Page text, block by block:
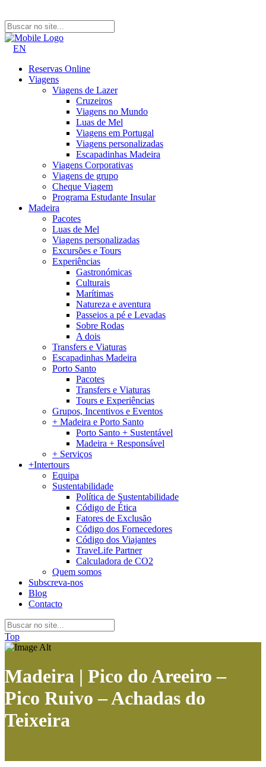
EN
Reservas Online
Viagens
Viagens de Lazer
Cruzeiros
Viagens no Mundo
Luas de Mel
Viagens em Portugal
Viagens personalizadas
Escapadinhas Madeira
Viagens Corporativas
Viagens de grupo
Cheque Viagem
Programa Estudante Insular
Madeira
Pacotes
Luas de Mel
Viagens personalizadas
Excursões e Tours
Experiências
Gastronómicas
Culturais
Marítimas
Natureza e aventura
Passeios a pé e Levadas
Sobre Rodas
A dois
Transfers e Viaturas
Escapadinhas Madeira
Porto Santo
Pacotes
Transfers e Viaturas
Tours e Experiências
Grupos, Incentivos e Eventos
+ Madeira e Porto Santo
Porto Santo + Sustentável
Madeira + Responsável
+ Serviços
+Intertours
Equipa
Sustentabilidade
Política de Sustentabilidade
Código de Ética
Fatores de Exclusão
Código dos Fornecedores
Código dos Viajantes
TraveLife Partner
Calculadora de CO2
Quem somos
Subscreva-nos
Blog
Contacto
Top
Madeira | Pico do Areeiro –
Pico Ruivo – Achadas do
Teixeira